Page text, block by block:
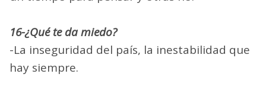
16-¿Qué te da miedo?
-La inseguridad del país, la inestabilidad que
hay siempre.